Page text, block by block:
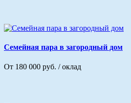
Семейная пара в загородный дом
От 180 000 руб. / оклад